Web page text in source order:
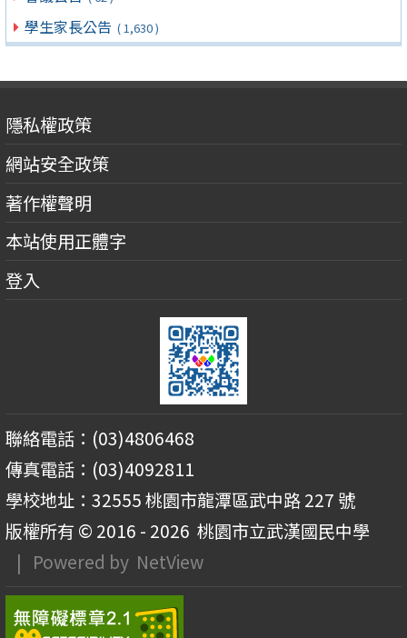
學生家長公告 ( 1,630 )
隱私權政策
網站安全政策
著作權聲明
本站使用正體字
登入
聯絡電話：(03)4806468
傳真電話：(03)4092811
學校地址：32555 桃園市龍潭區武中路 227 號
版權所有 © 2016 - 2026 桃園市立武漢國民中學
| Powered by NetView